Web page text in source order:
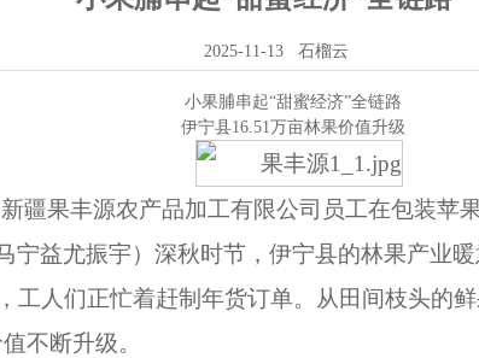
2025-11-13 石榴云
小果脯串起“甜蜜经济”全链路
伊宁县16.51万亩林果价值升级
新疆果丰源农产品加工有限公司员工在包装苹
宁益尤振宇）深秋时节，伊宁县的林果产业
工人们正忙着赶制年货订单。从田间枝头的
不断升级。